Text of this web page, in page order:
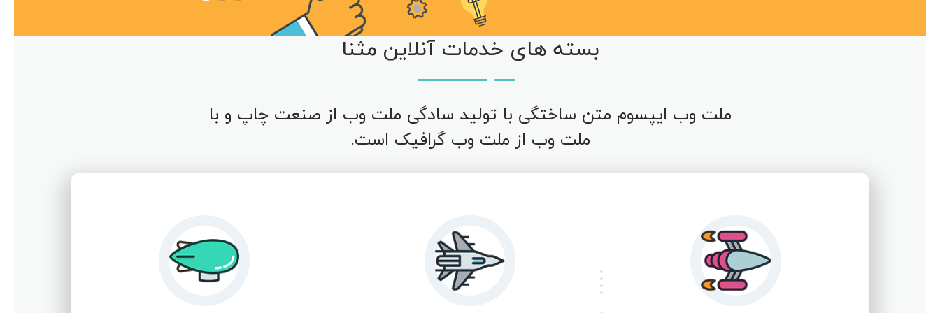
بسته های خدمات آنلاین مثنا
ملت وب ایپسوم متن ساختگی با تولید سادگی ملت وب از صنعت چاپ و با
ملت وب از ملت وب گرافیک است.